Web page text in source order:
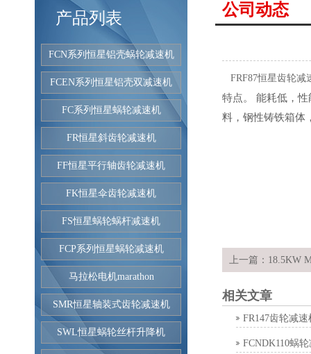
产品列表
FCN系列恒星铝壳蜗轮减速机
FCEN系列恒星铝壳双减速机
FC系列恒星蜗轮减速机
FR恒星斜齿轮减速机
FF恒星平行轴齿轮减速机
FK恒星伞齿轮减速机
FS恒星蜗轮蜗杆减速机
FCP系列恒星蜗轮减速机
马拉松电机marathon
SMR恒星轴装式齿轮减速机
SWL恒星蜗轮丝杆升降机
公司动态
FRF87恒星齿轮减
特点。 能耗低，
料，钢性铸铁箱体
上一篇： 18.5KW
相关文章
FR147齿轮减速
FCNDK110蜗